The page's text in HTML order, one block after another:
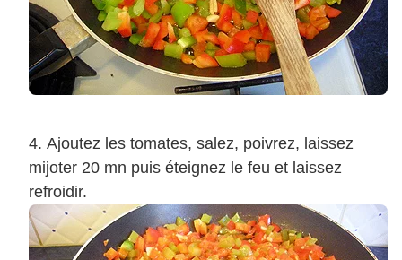
Ajoutez les tomates, salez, poivrez, laissez
mijoter 20 mn puis éteignez le feu et laissez
refroidir.